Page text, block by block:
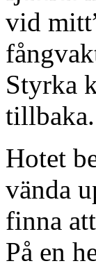
vid
Styrka
tillbaka.
Hotet
vända
finna
På en